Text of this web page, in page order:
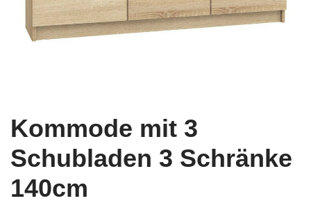
Kommode mit 3
Schubladen 3 Schränke
140cm